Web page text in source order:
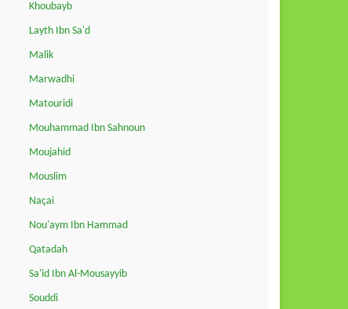
Khoubayb
Layth Ibn Sa'd
Malik
Marwadhi
Matouridi
Mouhammad Ibn Sahnoun
Moujahid
Mouslim
Naçai
Nou'aym Ibn Hammad
Qatadah
Sa'id Ibn Al-Mousayyib
Souddi